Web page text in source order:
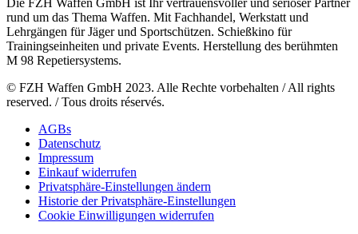
rund um das Thema Waffen. Mit Fachhandel, Werkstatt und
Lehrgängen für Jäger und Sportschützen. Schießkino für
Trainingseinheiten und private Events. Herstellung des berühmten
M 98 Repetiersystems.
© FZH Waffen GmbH 2023. Alle Rechte vorbehalten / All rights
reserved. / Tous droits réservés.
AGBs
Datenschutz
Impressum
Einkauf widerrufen
Privatsphäre-Einstellungen ändern
Historie der Privatsphäre-Einstellungen
Cookie Einwilligungen widerrufen